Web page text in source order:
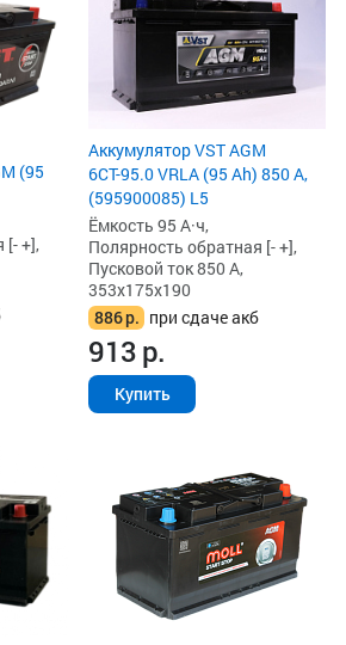
(95
[- +],
Аккумулятор VST AGM
6СТ-95.0 VRLA (95 Ah) 850 А,
(595900085) L5
Ёмкость 95 А·ч,
Полярность обратная [- +],
Пусковой ток 850 А,
353x175x190
886р. при сдаче акб
913р.
Купить